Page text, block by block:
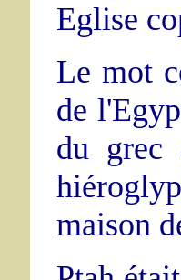
Eglise
Le mot
de
du grec
maison